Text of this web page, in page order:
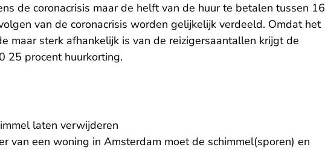
de coronacrisis maar de helft van de huur te betalen tussen 16
van de coronacrisis worden gelijkelijk verdeeld. Omdat het
maar sterk afhankelijk is van de reizigersaantallen krijgt de
25 procent huurkorting.
verlaat Rechtspraak.nl
laten verwijderen
van een woning in Amsterdam moet de schimmel(sporen) en